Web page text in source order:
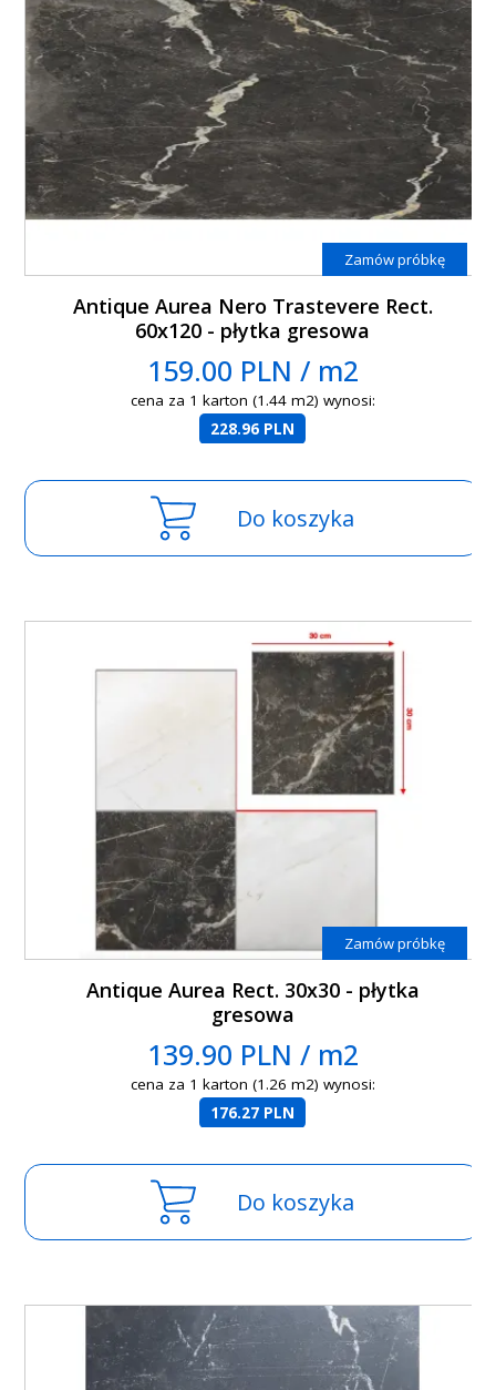
Zamów próbkę
Antique Aurea Nero Trastevere Rect.
60x120 - płytka gresowa
159.00 PLN / m2
cena za 1 karton (1.44 m2) wynosi:
228.96 PLN
Do koszyka
Zamów próbkę
Antique Aurea Rect. 30x30 - płytka
gresowa
139.90 PLN / m2
cena za 1 karton (1.26 m2) wynosi:
176.27 PLN
Do koszyka